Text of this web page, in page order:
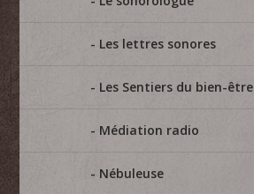
Les lettres sonores
Les Sentiers du bien-être
Médiation radio
Nébuleuse